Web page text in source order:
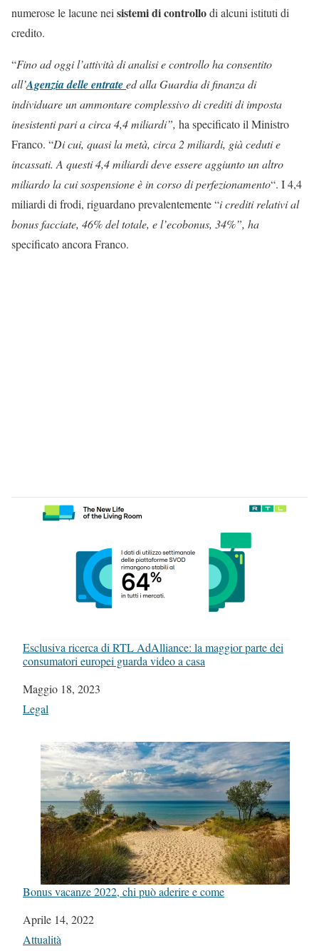
numerose le lacune neisistemi di controllodi alcuni istituti di
credito.
“Fino ad oggi l’attività di analisi e controllo ha consentito
all’Agenzia delle entrateed alla Guardia di finanza di
individuare un ammontare complessivo di crediti di imposta
inesistenti pari a circa 4,4 miliardi”, ha specificato il Ministro
Franco. “Di cui, quasi la metà, circa 2 miliardi, già ceduti e
incassati. A questi 4,4 miliardi deve essere aggiunto un altro
miliardo la cui sospensione è in corso di perfezionamento“. I 4,4
miliardi di frodi, riguardano prevalentemente “i crediti relativi al
bonus facciate, 46% del totale, e l’ecobonus, 34%”, ha
specificato ancora Franco.
Esclusiva ricerca di RTL AdAlliance: la maggior parte dei
consumatori europei guarda video a casa
Data
Maggio 18, 2023
In relazione a
Legal
Bonus vacanze 2022, chi può aderire e come
Data
Aprile 14, 2022
In relazione a
Attualità